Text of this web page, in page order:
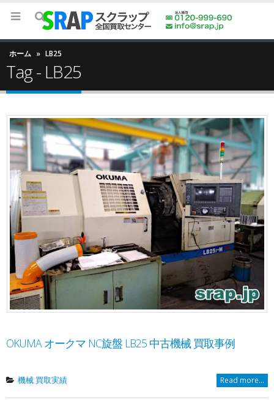
ホーム » LB25
Tag - LB25
OKUMA オークマ NC旋盤 LB25 中古機械 買取事例
機械 買取実績 Read more...